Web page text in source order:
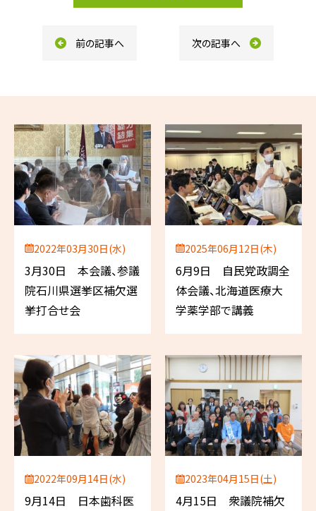
o
前の記事へ 次の記事へ
2022年03月30日(水)
3月30日 本会議、参議
院石川県選挙区補欠選
挙打合せ会
2025年06月12日(木)
6月9日 自民党政調全
体会議、北海道医療大
学薬学部で講義
2022年09月14日(水)
9月14日 日本歯科医
2023年04月15日(土)
4月15日 衆議院補欠